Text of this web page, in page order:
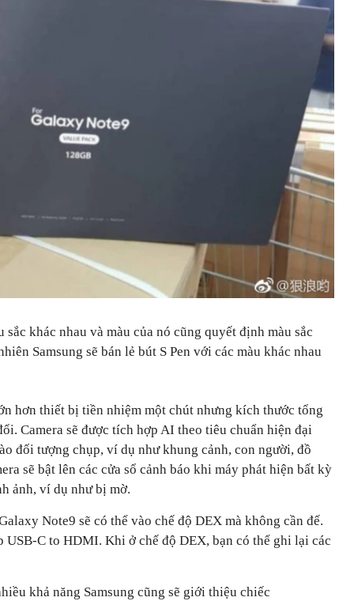
sắc khác nhau và màu của nó cũng quyết định màu sắc
Samsung sẽ bán lẻ bút S Pen với các màu khác nhau
hơn thiết bị tiền nhiệm một chút nhưng kích thước tổng
Camera sẽ được tích hợp AI theo tiêu chuẩn hiện đại
đối tượng chụp, ví dụ như khung cảnh, con người, đồ
sẽ bật lên các cửa sổ cảnh báo khi máy phát hiện bất kỳ
ảnh, ví dụ như bị mờ.
Note9 sẽ có thể vào chế độ DEX mà không cần đế.
USB-C to HDMI. Khi ở chế độ DEX, bạn có thể ghi lại các
khả năng Samsung cũng sẽ giới thiệu chiếc